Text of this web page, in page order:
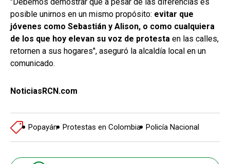
posible unirnos en un mismo propósito: evitar que
jóvenes como Sebastián y Alison, o como cualquiera
de los que hoy elevan su voz de protesta en las calles,
retornen a sus hogares", aseguró la alcaldía local en un
comunicado.
NoticiasRCN.com
Popayán Protestas en Colombia Policía Nacional